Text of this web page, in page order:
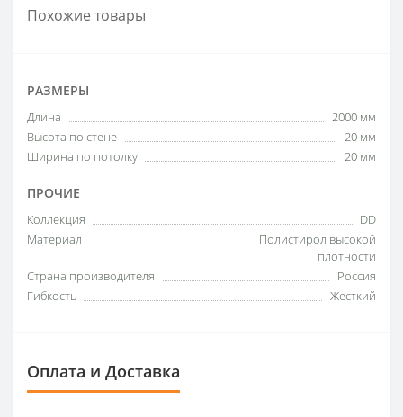
Похожие товары
РАЗМЕРЫ
Длина
2000 мм
Высота по стене
20 мм
Ширина по потолку
20 мм
ПРОЧИЕ
Коллекция
DD
Материал
Полистирол высокой
плотности
Страна производителя
Россия
Гибкость
Жесткий
Оплата и Доставка